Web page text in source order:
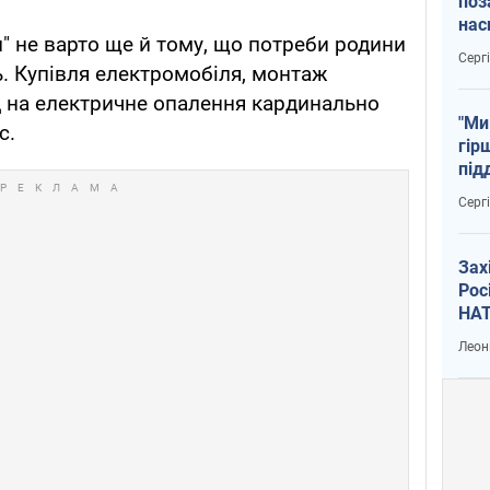
не варто ще й тому, що потреби родини
Купівля електромобіля, монтаж
на електричне опалення кардинально
"Ми